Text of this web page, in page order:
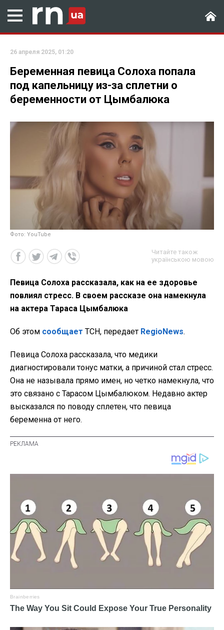
26 апреля 2025, 01:20
Беременная певица Солоха попала
под капельницу из-за сплетни о
беременности от Цымбалюка
Фото: YouTube
Читайте також
українською мовою
Певица Солоха рассказала, как на ее здоровье
повлиял стресс. В своем рассказе она намекнула
на актера Тараса Цымбалюка
Об этом сообщает ТСН, передает RegioNews.
Певица Солоха рассказала, что медики
диагностировали тонус матки, а причиной стал стресс.
Она не называла прямо имен, но четко намекнула, что
это связано с Тарасом Цымбалюком. Недавно актер
высказался по поводу сплетен, что певица
беременна от него.